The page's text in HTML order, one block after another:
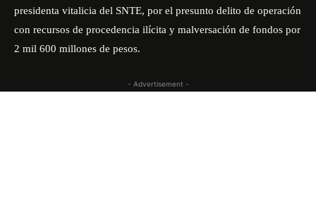
presidenta vitalicia del SNTE, por el presunto delito de operación
con recursos de procedencia ilícita y malversación de fondos por
2 mil 600 millones de pesos.
- Advertisement -